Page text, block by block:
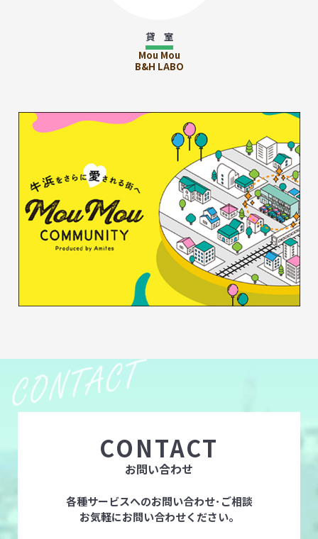
貸 室
Mou Mou
B&H LABO
CONTACT
お問い合わせ
各種サービスへのお問い合わせ･ご相談
お気軽にお問い合わせください。